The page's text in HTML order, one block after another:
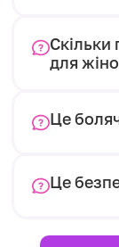
Скільки
для
Це
Це